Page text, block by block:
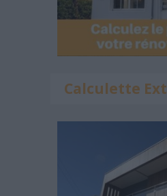
Calculette